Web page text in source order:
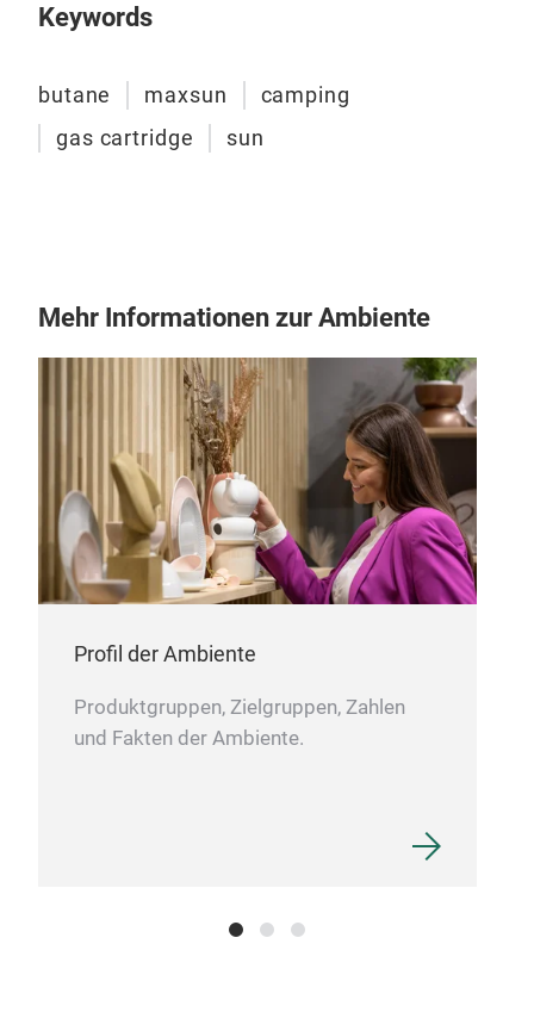
Keywords
butane maxsun
camping
gas cartridge
sun
Mehr Informationen zur Ambiente
Profil der Ambiente
Produktgruppen, Zielgruppen, Zahlen
und Fakten der Ambiente.